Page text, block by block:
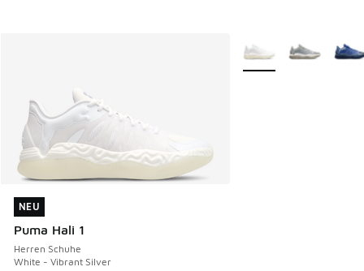
NEU
Puma Hali 1
Herren Schuhe
White - Vibrant Silver
NEU
Weitere Farben